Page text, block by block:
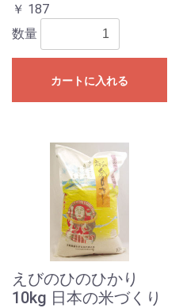
￥ 187
数量
カートに入れる
えびのひのひかり
10kg 日本の米づくり